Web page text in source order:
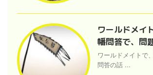
ワールドメイ
幡問答で、問
ワールドメイトで
問答の話 ...